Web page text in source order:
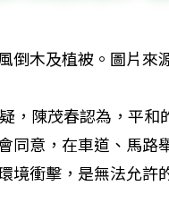
倒木及植被。圖片來
，陳茂春認為，平和
同意，在車道、馬路
境衝擊，是無法允許